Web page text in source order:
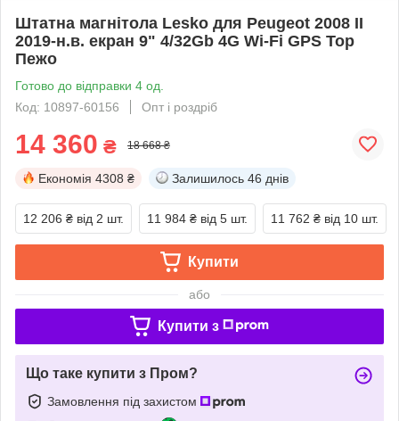
Штатна магнітола Lesko для Peugeot 2008 II
2019-н.в. екран 9" 4/32Gb 4G Wi-Fi GPS Top
Пежо
Готово до відправки 4 од.
Код: 10897-60156
Опт і роздріб
14 360 ₴ 18 668 ₴
Економія 4308 ₴ Залишилось 46 днів
12 206 ₴ від 2 шт. 11 984 ₴ від 5 шт. 11 762 ₴ від 10 шт.
Купити
або
Купити з
Що таке купити з Пром?
Замовлення під захистом